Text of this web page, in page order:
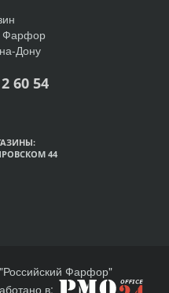
Фарфор
Дону
60 54
44
Фарфор"
в: